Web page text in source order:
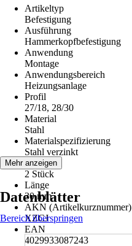
Artikeltyp
Befestigung
Ausführung
Hammerkopfbefestigung
Anwendung
Montage
Anwendungsbereich
Heizungsanlage
Profil
27/18, 28/30
Material
Stahl
Materialspezifizierung
Stahl verzinkt
Inhalt
2 Stück
Länge
30 mm
AKN (Artikelkurznummer)
XZCJ
EAN
4029933087243
Mehr anzeigen
Datenblätter
Bereich überspringen